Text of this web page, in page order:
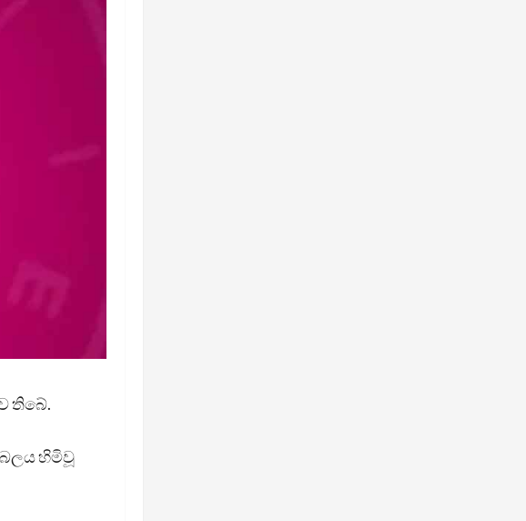
තිබේ.
බලය හිමිවූ